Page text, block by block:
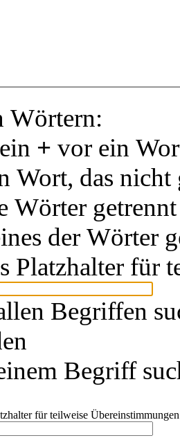
Wörtern:
+ vor ein
Wort, das nicht
Wörter
der Wörter
Platzhalter für
Begriffen
Begriff
für teilweise